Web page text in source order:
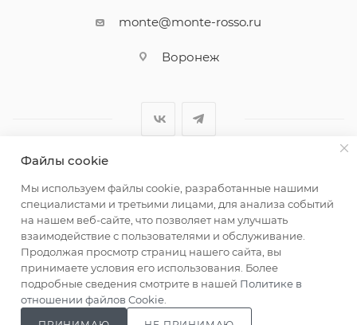
monte@monte-rosso.ru
Воронеж
женщин
Файлы cookie
Мы используем файлы cookie, разработанные нашими
специалистами и третьими лицами, для анализа событий
на нашем веб-сайте, что позволяет нам улучшать
взаимодействие с пользователями и обслуживание.
Продолжая просмотр страниц нашего сайта, вы
принимаете условия его использования. Более
подробные сведения смотрите в нашей Политике в
отношении файлов Cookie